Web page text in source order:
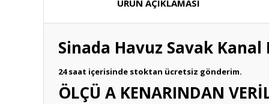
ÜRÜN AÇIKLAMASI
Sinada Havuz Savak Kanal
24 saat içerisinde stoktan ücretsiz gönderim.
ÖLÇÜ A KENARINDAN